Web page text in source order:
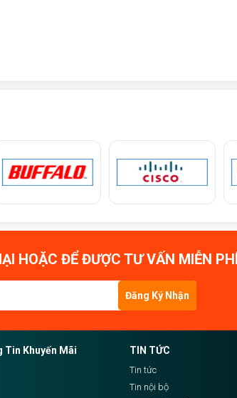
HOẶC ĐỂ ĐƯỢC TƯ VẤN MIỄN PHÍ
Đăng Ký Nhận
Tin Khuyến Mãi TIN TỨC
Tin tức
Tin nội bộ